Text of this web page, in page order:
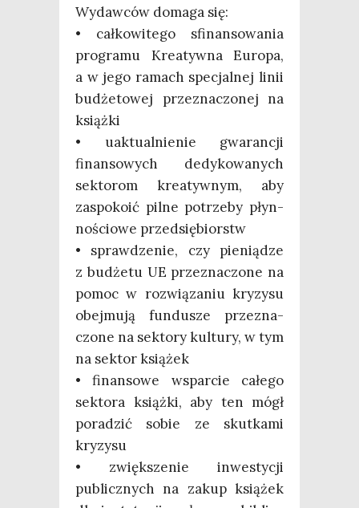
Wydaw­ców doma­ga się:
• cał­ko­wi­te­go sfi­nan­so­wa­nia
pro­gra­mu Kre­atyw­na Euro­pa,
a w jego ramach spe­cjal­nej linii
budże­to­wej prze­zna­czo­nej na
książki
• uak­tu­al­nie­nie gwa­ran­cji
finan­so­wych dedy­ko­wa­nych
sek­to­rom kre­atyw­nym, aby
zaspo­ko­ić pil­ne potrze­by płyn­
no­ścio­we przedsiębiorstw
• spraw­dze­nie, czy pie­nią­dze
z budże­tu UE prze­zna­czo­ne na
pomoc w roz­wią­za­niu kry­zy­su
obej­mu­ją fun­du­sze prze­zna­
czo­ne na sek­to­ry kul­tu­ry, w tym
na sek­tor książek
• finan­so­we wspar­cie całe­go
sek­to­ra książ­ki, aby ten mógł
pora­dzić sobie ze skut­ka­mi
kryzysu
• zwięk­sze­nie inwe­sty­cji
publicz­nych na zakup ksią­żek